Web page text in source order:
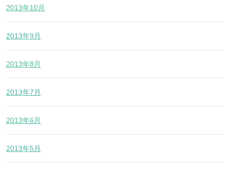
2013年10月
2013年9月
2013年8月
2013年7月
2013年6月
2013年5月